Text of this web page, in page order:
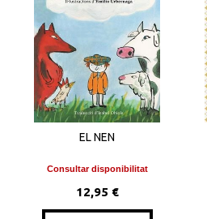
EL NEN
Consultar disponibilitat
12,95 €